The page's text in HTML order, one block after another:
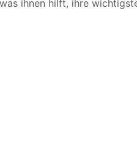
ihnen hilft, ihre